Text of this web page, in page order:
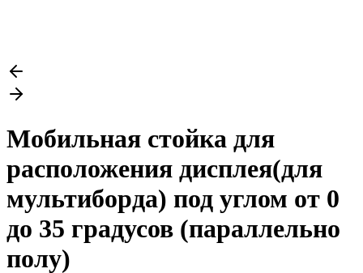
Мобильная стойка для
расположения дисплея(для
мультиборда) под углом от 0
до 35 градусов (параллельно
полу)